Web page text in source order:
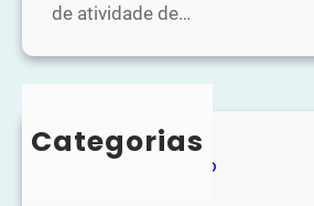
de atividade de…
Categorias
Entretenimento